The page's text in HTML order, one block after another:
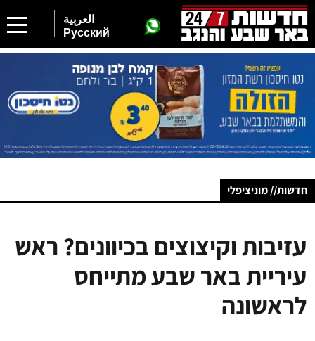
العربية
Русский
חדשות// מוניציפלי
עזיבות וקיצוצים בכיוונים? ראש
עיריית באר שבע מתייחס
לראשונה